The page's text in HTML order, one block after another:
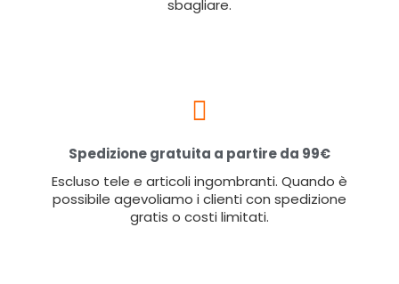
sbagliare.
Spedizione gratuita a partire da 99€
Escluso tele e articoli ingombranti. Quando è
possibile agevoliamo i clienti con spedizione
gratis o costi limitati.